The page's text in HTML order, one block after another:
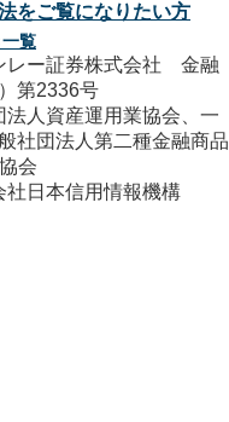
をご覧になりたい方
覧
レー証券株式会社 金融
第2336号
人資産運用業協会、一
社団法人第二種金融商品
会
社日本信用情報機構